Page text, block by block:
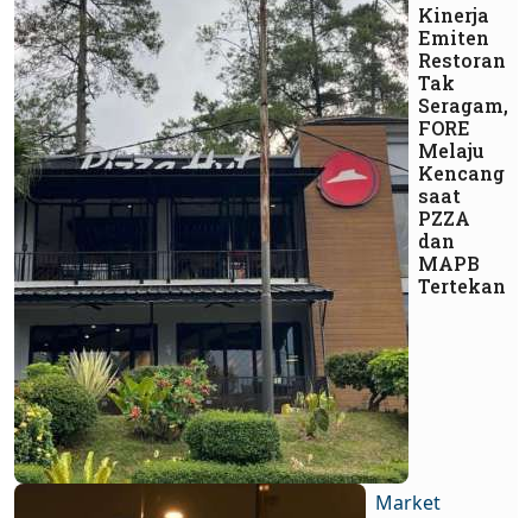
Kinerja
Emiten
Restoran
Tak
Seragam,
FORE
Melaju
Kencang
saat
PZZA
dan
MAPB
Tertekan
Market